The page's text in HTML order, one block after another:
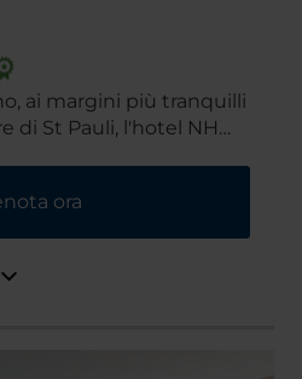
ai margini più tranquilli
di St Pauli, l'hotel NH
il porto, il centro città
dal porto sono
di Große Elbstraße e
ora